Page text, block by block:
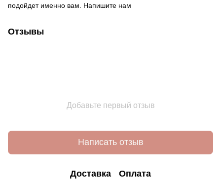
подойдет именно вам. Напишите нам
Отзывы
Добавьте первый отзыв
Написать отзыв
Доставка Оплата